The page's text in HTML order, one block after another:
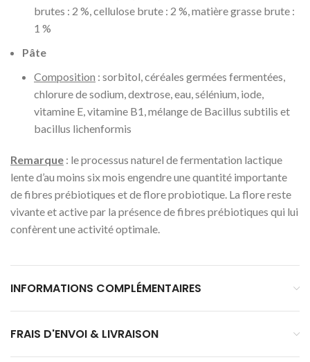
brutes : 2 %, cellulose brute : 2 %, matière grasse brute :
1 %
Pâte
Composition : sorbitol, céréales germées fermentées,
chlorure de sodium, dextrose, eau, sélénium, iode,
vitamine E, vitamine B1, mélange de Bacillus subtilis et
bacillus lichenformis
Remarque : le processus naturel de fermentation lactique
lente d’au moins six mois engendre une quantité importante
de fibres prébiotiques et de flore probiotique. La flore reste
vivante et active par la présence de fibres prébiotiques qui lui
confèrent une activité optimale.
INFORMATIONS COMPLÉMENTAIRES
FRAIS D'ENVOI & LIVRAISON